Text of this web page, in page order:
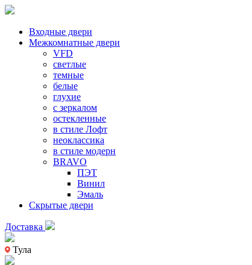
Входные двери
Межкомнатные двери
VFD
светлые
темные
белые
глухие
с зеркалом
остекленные
в стиле Лофт
неоклассика
в стиле модерн
BRAVO
ПЭТ
Винил
Эмаль
Скрытые двери
Доставка
Тула